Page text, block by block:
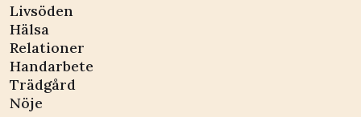
Livsöden
Hälsa
Relationer
Handarbete
Trädgård
Nöje